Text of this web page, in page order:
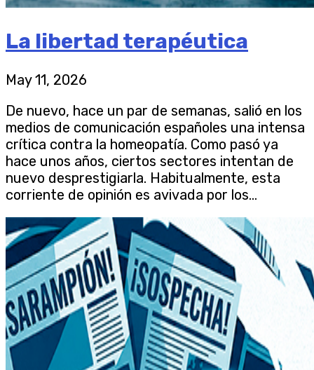
La libertad terapéutica
May 11, 2026
De nuevo, hace un par de semanas, salió en los
medios de comunicación españoles una intensa
crítica contra la homeopatía. Como pasó ya
hace unos años, ciertos sectores intentan de
nuevo desprestigiarla. Habitualmente, esta
corriente de opinión es avivada por los...